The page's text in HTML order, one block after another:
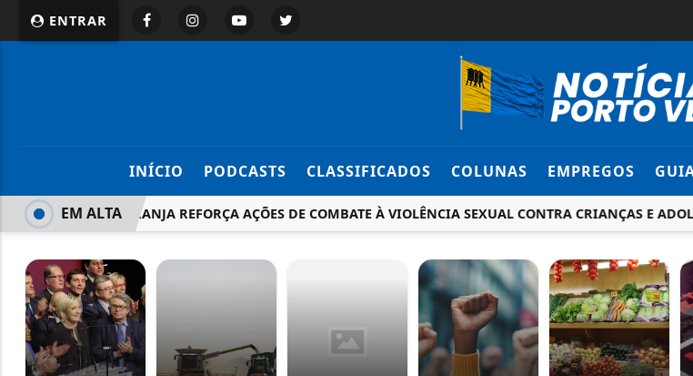
ENTRAR
INÍCIO PODCASTS CLASSIFICADOS COLUNAS EMPREGOS
MAIO LARANJA REFORÇA AÇÕES DE COMBATE À VIOLÊNCIA SEXUAL CONTRA CRIANÇAS E
EM ALTA